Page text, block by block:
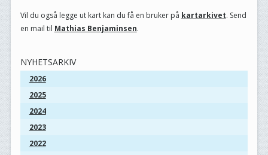
Vil du også legge ut kart kan du få en bruker på kartarkivet. Send
en mail til Mathias Benjaminsen.
NYHETSARKIV
2026
2025
2024
2023
2022